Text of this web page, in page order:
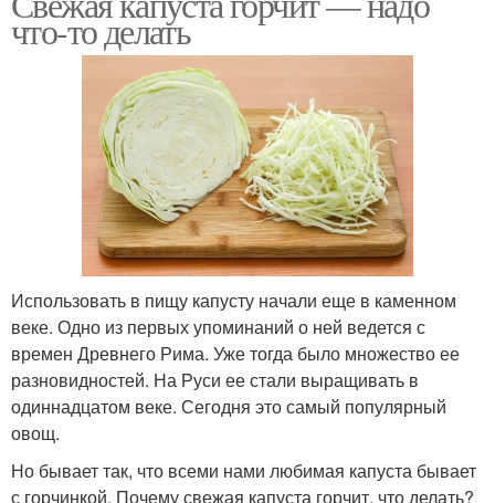
что-то делать
Использовать в пищу капусту начали еще в каменном
веке. Одно из первых упоминаний о ней ведется с
времен Древнего Рима. Уже тогда было множество ее
разновидностей. На Руси ее стали выращивать в
одиннадцатом веке. Сегодня это самый популярный
овощ.
Но бывает так, что всеми нами любимая капуста бывает
с горчинкой. Почему свежая капуста горчит, что делать?